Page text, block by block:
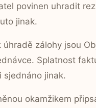
povinen uhradit
jinak.
zálohy jsou
Splatnost
sjednáno jinak.
okamžikem